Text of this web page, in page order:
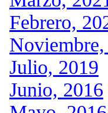
Febrero,
Julio, 2019
Junio, 2016